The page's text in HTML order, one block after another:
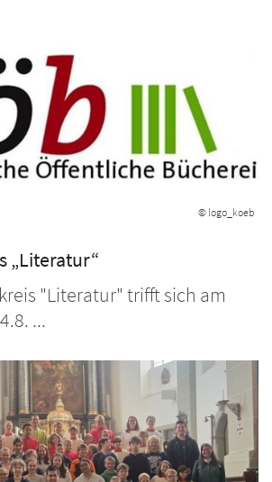
© logo_koeb
„Literatur“
"Literatur" trifft sich am
...